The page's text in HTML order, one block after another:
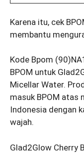
Karena itu, cek
membantu
Kode Bpom
BPOM untuk
Micellar Water.
masuk BPOM atas
Indonesia dengan
wajah.
Glad2Glow Cherry